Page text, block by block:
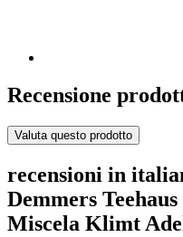
Recensione
Valuta questo prodotto
recensioni in
Demmers
Miscela Klimt